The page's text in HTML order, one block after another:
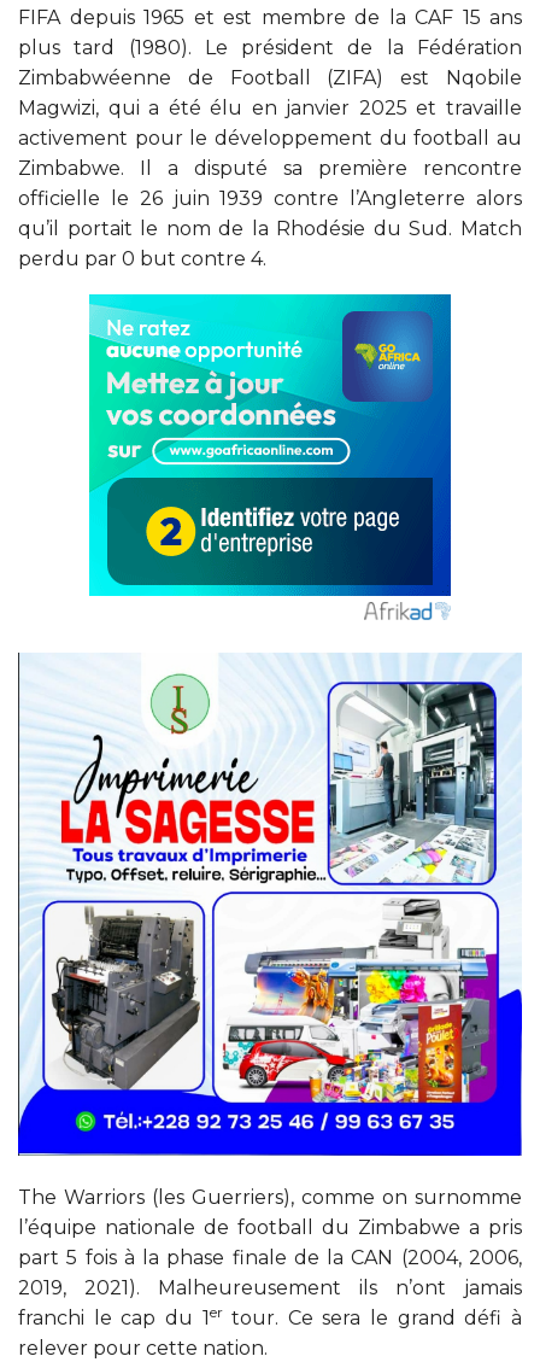
FIFA depuis 1965 et est membre de la CAF 15 ans
plus tard (1980). Le président de la Fédération
Zimbabwéenne de Football (ZIFA) est Nqobile
Magwizi, qui a été élu en janvier 2025 et travaille
activement pour le développement du football au
Zimbabwe. Il a disputé sa première rencontre
officielle le 26 juin 1939 contre l’Angleterre alors
qu’il portait le nom de la Rhodésie du Sud. Match
perdu par 0 but contre 4.
The Warriors (les Guerriers), comme on surnomme
l’équipe nationale de football du Zimbabwe a pris
part 5 fois à la phase finale de la CAN (2004, 2006,
2019, 2021). Malheureusement ils n’ont jamais
franchi le cap du 1ertour. Ce sera le grand défi à
relever pour cette nation.